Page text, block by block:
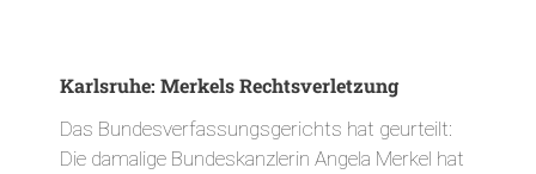
Karlsruhe: Merkels Rechtsverletzung
Das Bundesverfassungsgerichts hat geurteilt:
Die damalige Bundeskanzlerin Angela Merkel hat